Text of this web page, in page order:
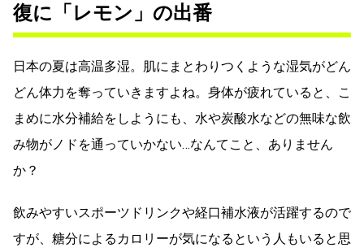
復に「レモン」の出番
日本の夏は高温多湿。肌にまとわりつくような湿気がどん
どん体力を奪っていきますよね。身体が疲れていると、こ
まめに水分補給をしようにも、水や炭酸水などの無味な飲
み物がノドを通っていかない…なんてこと、ありません
か？
飲みやすいスポーツドリンクや経口補水液が活躍するので
すが、糖分によるカロリーが気になるという人もいると思